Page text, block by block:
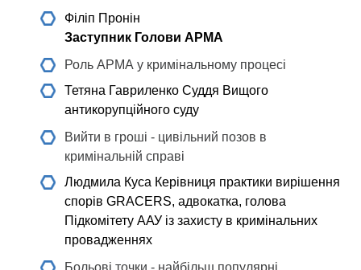
Філіп Пронін
Заступник Голови АРМА
Роль АРМА у кримінальному процесі
Тетяна Гавриленко Суддя Вищого
антикорупційного суду
Вийти в гроші - цивільний позов в
кримінальній справі
Людмила Куса Керівниця практики вирішення
спорів GRACERS, адвокатка, голова
Підкомітету ААУ із захисту в кримінальних
провадженнях
Больові точки - найбільш популярні